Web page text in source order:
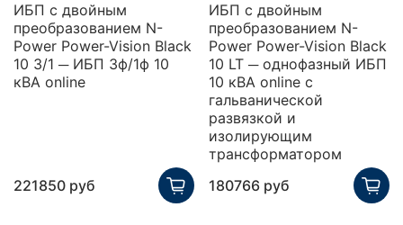
ИБП с двойным
преобразованием N-
Power Power-Vision Black
10 3/1 ─ ИБП 3ф/1ф 10
кВА online
221850 руб
ИБП с двойным
преобразованием N-
Power Power-Vision Black
10 LT ─ однофазный ИБП
10 кВА online с
гальванической
развязкой и
изолирующим
трансформатором
180766 руб